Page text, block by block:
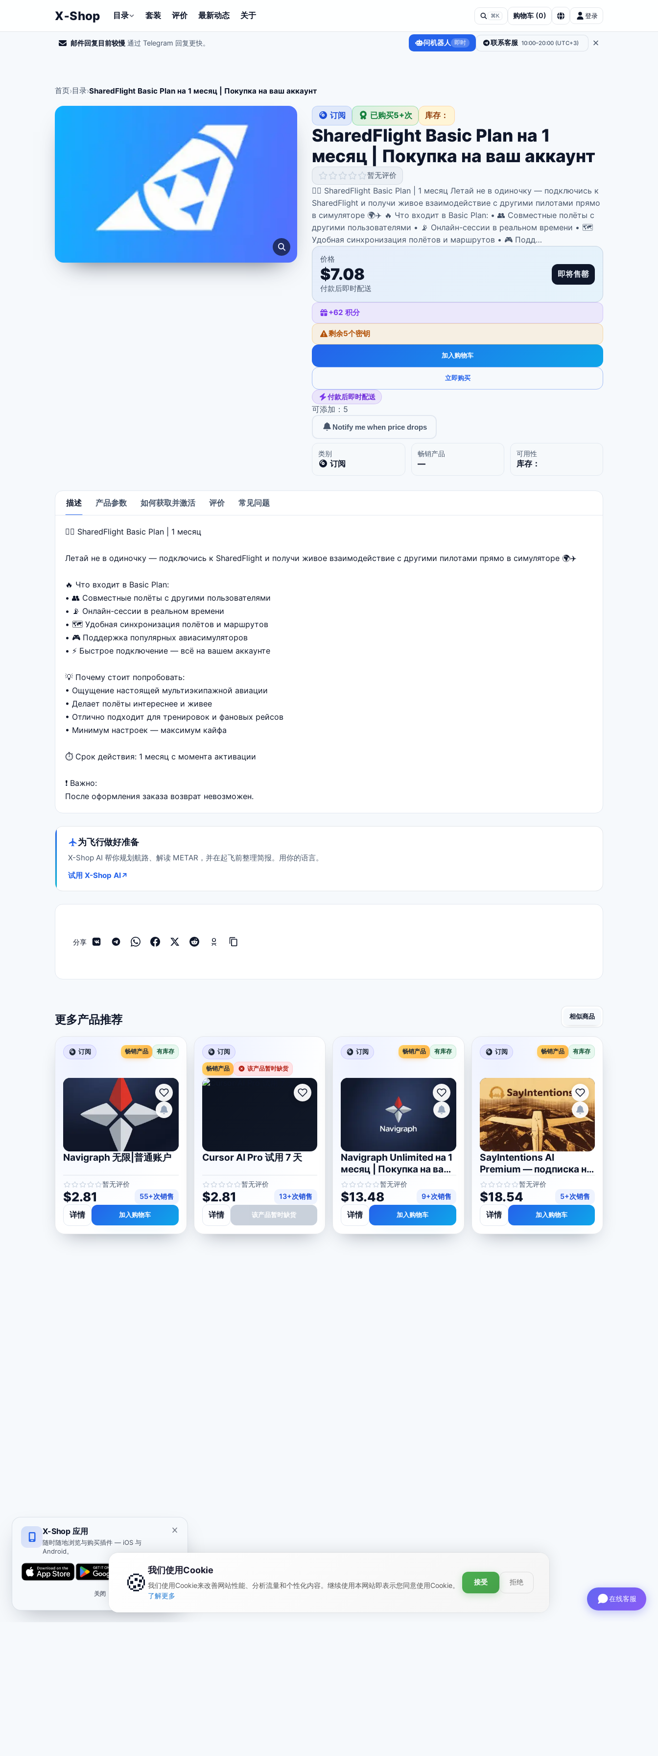
X‑Shop 目录 套装 评价 最新动态 关于 ⌘K 购物车 (0) 登录
邮件回复目前较慢 通过 Telegram 回复更快。 问机器人 即时 联系客服 10:00–20:00 (UTC+3)
首页›目录›SharedFlight Basic Plan на 1 месяц | Покупка на ваш аккаунт
订阅 已购买5+次 库存：
SharedFlight Basic Plan на 1
месяц | Покупка на ваш аккаунт
暂无评价
🧑‍✈️ SharedFlight Basic Plan | 1 месяц Летай не в одиночку — подключись к
SharedFlight и получи живое взаимодействие с другими пилотами прямо
в симуляторе 🌍✈️ 🔥 Что входит в Basic Plan: • 👥 Совместные полёты с
другими пользователями • 📡 Онлайн-сессии в реальном времени • 🗺️
Удобная синхронизация полётов и маршрутов • 🎮 Подд…
价格
$7.08
付款后即时配送
即将售罄
+62 积分
剩余5个密钥
加入购物车
立即购买
付款后即时配送
可添加：5
Notify me when price drops
类别
订阅
畅销产品
—
可用性
库存：
描述 产品参数 如何获取并激活 评价 常见问题
描述
🧑‍✈️ SharedFlight Basic Plan | 1 месяц
Летай не в одиночку — подключись к SharedFlight и получи живое взаимодействие с другими пилотами прямо в симуляторе 🌍✈️
🔥 Что входит в Basic Plan:
• 👥 Совместные полёты с другими пользователями
• 📡 Онлайн-сессии в реальном времени
• 🗺️ Удобная синхронизация полётов и маршрутов
• 🎮 Поддержка популярных авиасимуляторов
• ⚡ Быстрое подключение — всё на вашем аккаунте
💡 Почему стоит попробовать:
• Ощущение настоящей мультиэкипажной авиации
• Делает полёты интереснее и живее
• Отлично подходит для тренировок и фановых рейсов
• Минимум настроек — максимум кайфа
⏱ Срок действия: 1 месяц с момента активации
❗️ Важно:
После оформления заказа возврат невозможен.
为飞行做好准备
X-Shop AI 帮你规划航路、解读 METAR，并在起飞前整理简报。用你的语言。
试用 X-Shop AI↗
分享
更多产品推荐 相似商品
订阅 畅销产品 有库存
Navigraph 无限|普通账户
暂无评价
$2.81 55+次销售
详情 加入购物车
订阅
畅销产品 该产品暂时缺货
Cursor AI Pro 试用 7 天
暂无评价
$2.81 13+次销售
详情 该产品暂时缺货
订阅 畅销产品 有库存
Navigraph Unlimited на 1
месяц | Покупка на ваш
аккаунт暂无评价
$13.48 9+次销售
详情 加入购物车
订阅 畅销产品 有库存
SayIntentions AI
Premium — подписка на
1 месяц 暂无评价
$18.54 5+次销售
详情 加入购物车
在线客服
X-Shop 应用
随时随地浏览与购买插件 — iOS 与
Android。
关闭 🍪 我们使用Cookie
我们使用Cookie来改善网站性能、分析流量和个性化内容。继续使用本网站即表示您同意使用Cookie。
了解更多
接受 拒绝